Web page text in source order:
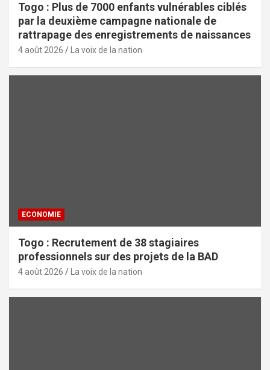
Togo : Plus de 7000 enfants vulnérables ciblés
par la deuxième campagne nationale de
rattrapage des enregistrements de naissances
4 août 2026 La voix de la nation
ECONOMIE
Togo : Recrutement de 38 stagiaires
professionnels sur des projets de la BAD
4 août 2026 La voix de la nation